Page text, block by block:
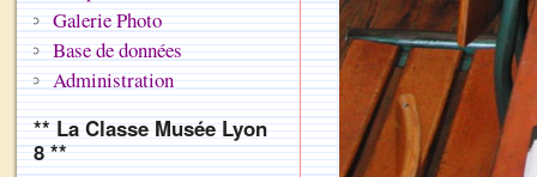
Galerie Photo
Base de données
Administration
** La Classe Musée Lyon
8 **